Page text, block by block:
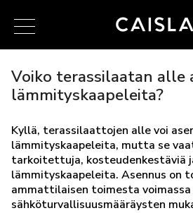
Voiko terassilaatan alle
lämmityskaapeleita?
Kyllä, terassilaattojen alle voi
lämmityskaapeleita, mutta se
tarkoitettuja, kosteudenkestäviä
lämmityskaapeleita. Asennus on
ammattilaisen toimesta voimassa
sähköturvallisuusmääräysten